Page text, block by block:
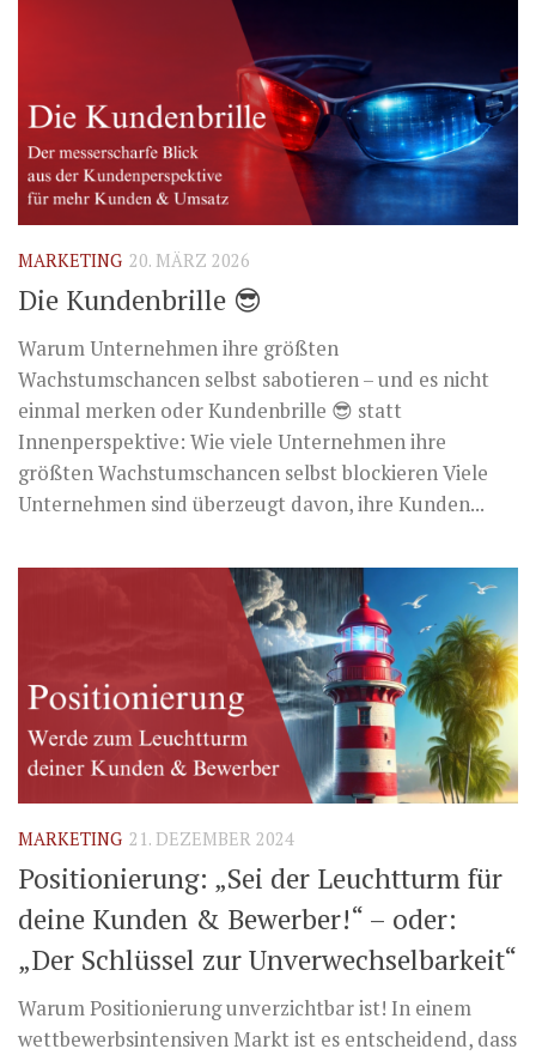
MARKETING 20. MÄRZ 2026
Die Kundenbrille 😎
Warum Unternehmen ihre größten
Wachstumschancen selbst sabotieren – und es nicht
einmal merken oder Kundenbrille 😎 statt
Innenperspektive: Wie viele Unternehmen ihre
größten Wachstumschancen selbst blockieren Viele
Unternehmen sind überzeugt davon, ihre Kunden...
MARKETING 21. DEZEMBER 2024
Positionierung: „Sei der Leuchtturm für
deine Kunden & Bewerber!“ – oder:
„Der Schlüssel zur Unverwechselbarkeit“
Warum Positionierung unverzichtbar ist! In einem
wettbewerbsintensiven Markt ist es entscheidend, dass